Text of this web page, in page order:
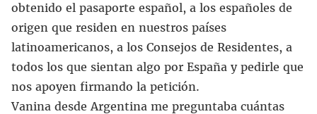
obtenido el pasaporte español, a los españoles de
origen que residen en nuestros países
latinoamericanos, a los Consejos de Residentes, a
todos los que sientan algo por España y pedirle que
nos apoyen firmando la petición.
Vanina desde Argentina me preguntaba cuántas